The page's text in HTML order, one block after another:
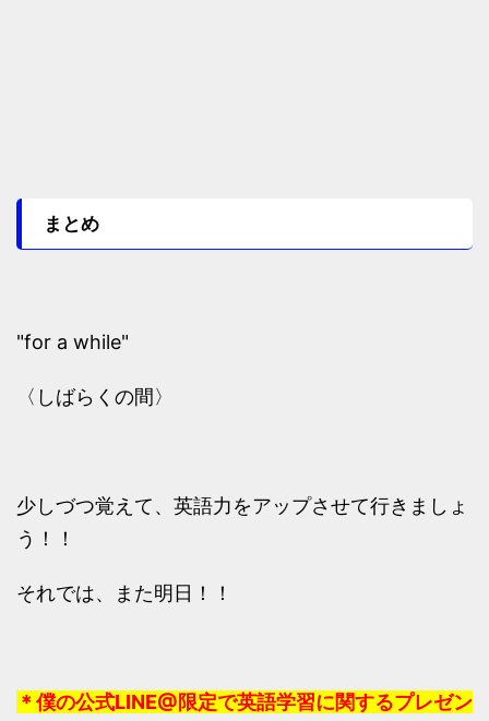
まとめ
"for a while"
〈しばらくの間〉
少しづつ覚えて、英語力をアップさせて行きましょ
う！！
それでは、また明日！！
＊僕の公式LINE@限定で英語学習に関するプレゼン